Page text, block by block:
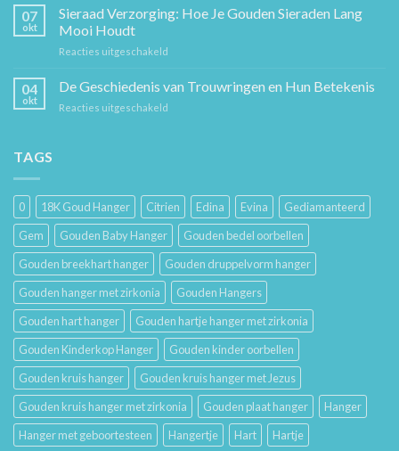
Sierkunst
en
Cadeaugids:
De
Hem
07
okt
Sieraad Verzorging: Hoe Je Gouden Sieraden Lang
Mooi Houdt
Reacties uitgeschakeld
Verzorging:
Hoe
04
okt
De Geschiedenis van Trouwringen en Hun Betekenis
Reacties uitgeschakeld
Hun
Betekenis
TAGS
0 18K Goud Hanger Citrien Edina Evina
Gediamanteerd
Gem
Gouden Baby Hanger
Gouden bedel oorbellen
Gouden breekhart hanger
Gouden druppelvorm hanger
Gouden hanger met zirkonia
Gouden Hangers
Gouden hart hanger
Gouden hartje hanger met zirkonia
Gouden Kinderkop Hanger
Gouden kinder oorbellen
Gouden kruis hanger
Gouden kruis hanger met Jezus
Gouden kruis hanger met zirkonia
Gouden plaat hanger
Hanger
Hanger met geboortesteen
Hangertje Hart
Hartje